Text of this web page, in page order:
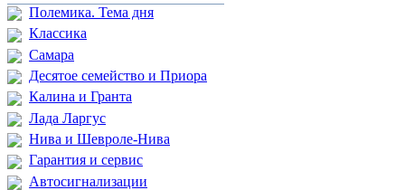
Полемика. Тема дня
Классика
Самара
Десятое семейство и Приора
Калина и Гранта
Лада Ларгус
Нива и Шевроле-Нива
Гарантия и сервис
Автосигнализации